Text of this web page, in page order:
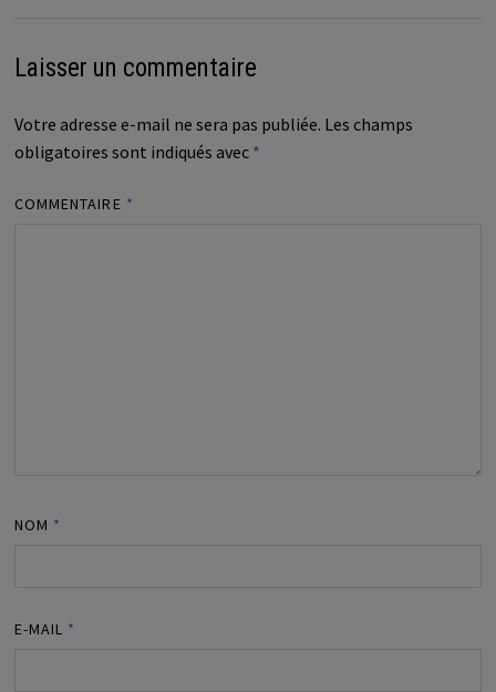
Laisser un commentaire
Votre adresse e-mail ne sera pas publiée. Les champs
obligatoires sont indiqués avec *
COMMENTAIRE *
NOM *
E-MAIL *